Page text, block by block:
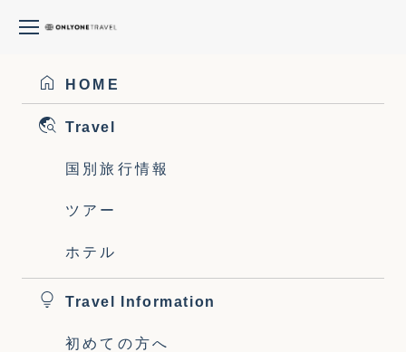
RYOhira2024-10-22T01:40:00+09:00
HOME
Travel
国別旅行情報
ツアー
ホテル
Travel Information
初めての方へ